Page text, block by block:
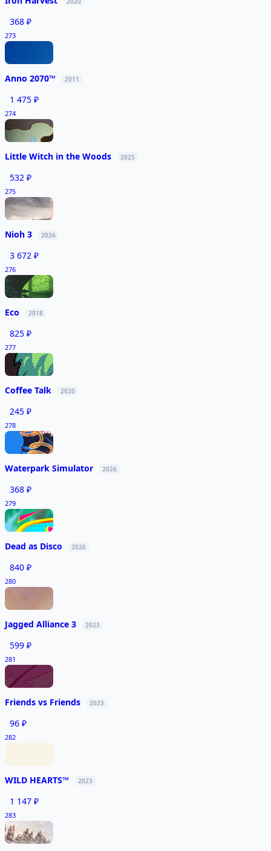
368 ₽
273
Anno 2070™ 2011
1 475 ₽
274
Little Witch in the Woods 2025
532 ₽
275
Nioh 3 2026
3 672 ₽
276
Eco 2018
825 ₽
277
Coffee Talk 2020
245 ₽
278
Waterpark Simulator 2026
368 ₽
279
Dead as Disco 2026
840 ₽
280
Jagged Alliance 3 2023
599 ₽
281
Friends vs Friends 2023
96 ₽
282
WILD HEARTS™ 2023
1 147 ₽
283